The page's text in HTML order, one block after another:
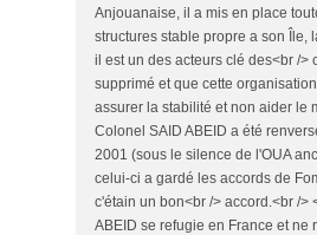
Anjouanaise, il a mis en place
structures stable propre a son Île,
il est un des acteurs clé des<br />
supprimé et que cette
assurer la stabilité et non aider le
Colonel SAID ABEID a été
2001 (sous le silence de l'OUA
celui-ci a gardé les accords de
c'étain un bon<br /> accord.<br />
ABEID se refugie en France et ne